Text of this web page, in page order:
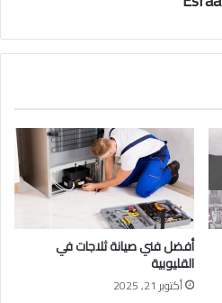
أفضل فني صيانة ثلاجات في
القليوبية
أكتوبر 21, 2025